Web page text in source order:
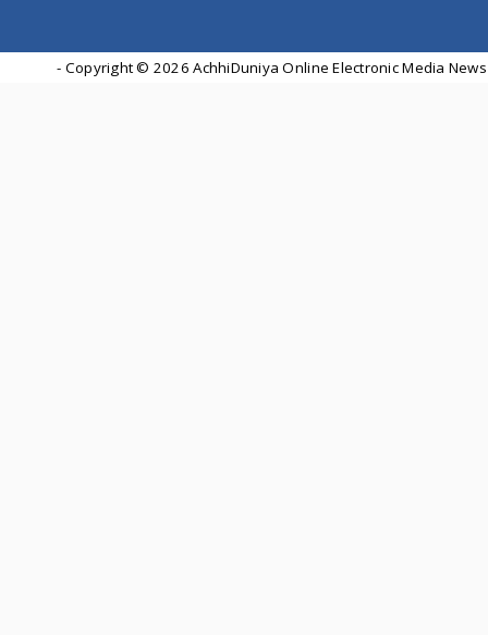
- Copyright © 2026 AchhiDuniya Online Electronic Media